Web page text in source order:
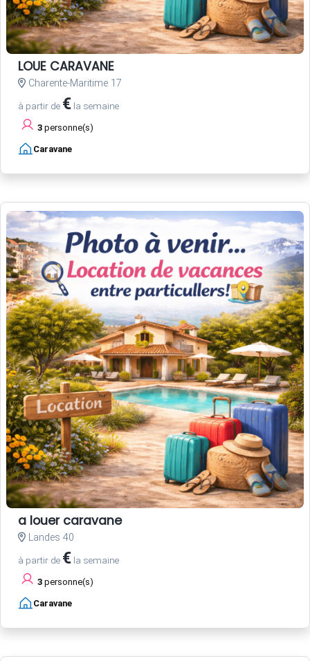
LOUE CARAVANE
Charente-Maritime 17
à partir de € la semaine
3 personne(s)
Caravane
a louer caravane
Landes 40
à partir de € la semaine
3 personne(s)
Caravane